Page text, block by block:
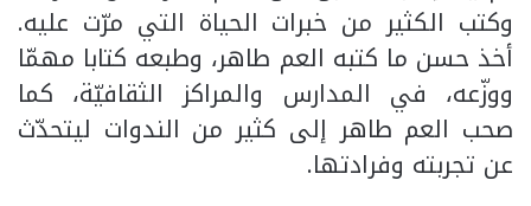
وكتب الكثير من خبرات الحياة التي مرّت عليه.
أخذ حسن ما كتبه العم طاهر، وطبعه كتابا مهمّا
ووزّعه، في المدارس والمراكز الثقافيّة، كما
صحب العم طاهر إلى كثير من الندوات ليتحدّث
عن تجربته وفرادتها.